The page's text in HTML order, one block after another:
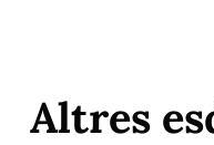
Altres